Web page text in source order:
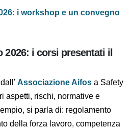
i corsi presentati il 17
i workshop e un convegno
i corsi presentati il
dall’Associazione Aifosa